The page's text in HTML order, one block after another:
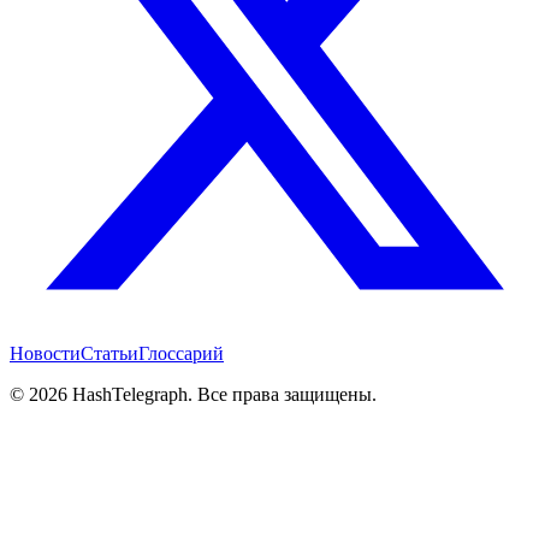
НовостиСтатьиГлоссарий
© 2026 HashTelegraph. Все права защищены.